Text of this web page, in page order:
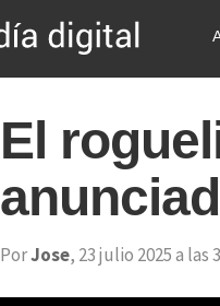
El
PorJose, 23 julio 2025 a las